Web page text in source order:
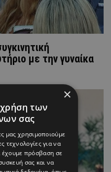
με την γυναίκα
×
των
σας
μας χρησιμοποιούμε
τεχνολογίες για να
έχουμε πρόσβαση σε
σας και να